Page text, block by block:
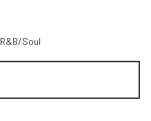
R&B/Soul